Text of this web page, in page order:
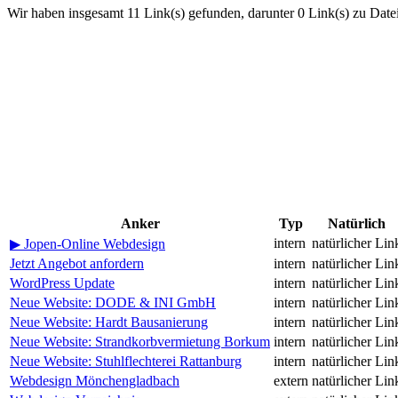
Wir haben insgesamt 11 Link(s) gefunden, darunter 0 Link(s) zu
Anker Typ
Natürlich
▶ Jopen-Online Webdesign
intern natürlicher
Jetzt Angebot anfordern
intern natürlicher
WordPress Update
intern natürlicher
Neue Website: DODE & INI GmbH
intern natürlicher
Neue Website: Hardt Bausanierung
intern natürlicher
Neue Website: Strandkorbvermietung Borkum intern natürlicher
Neue Website: Stuhlflechterei Rattanburg
intern natürlicher
Webdesign Mönchengladbach
extern natürlicher